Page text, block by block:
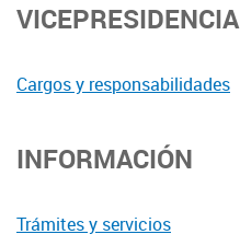
VICEPRESIDENCIA
Cargos y responsabilidades
INFORMACIÓN
Trámites y servicios